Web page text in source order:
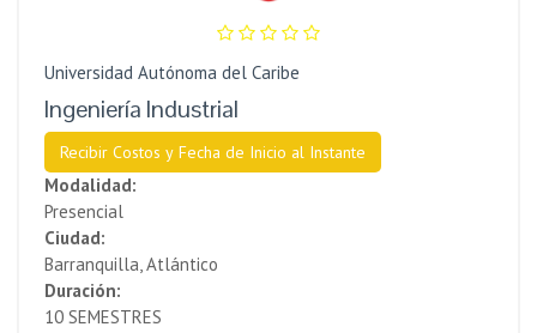
Universidad Autónoma del Caribe
Ingeniería Industrial
Recibir Costos y Fecha de Inicio al Instante
Modalidad:
Presencial
Ciudad:
Barranquilla, Atlántico
Duración:
10 SEMESTRES